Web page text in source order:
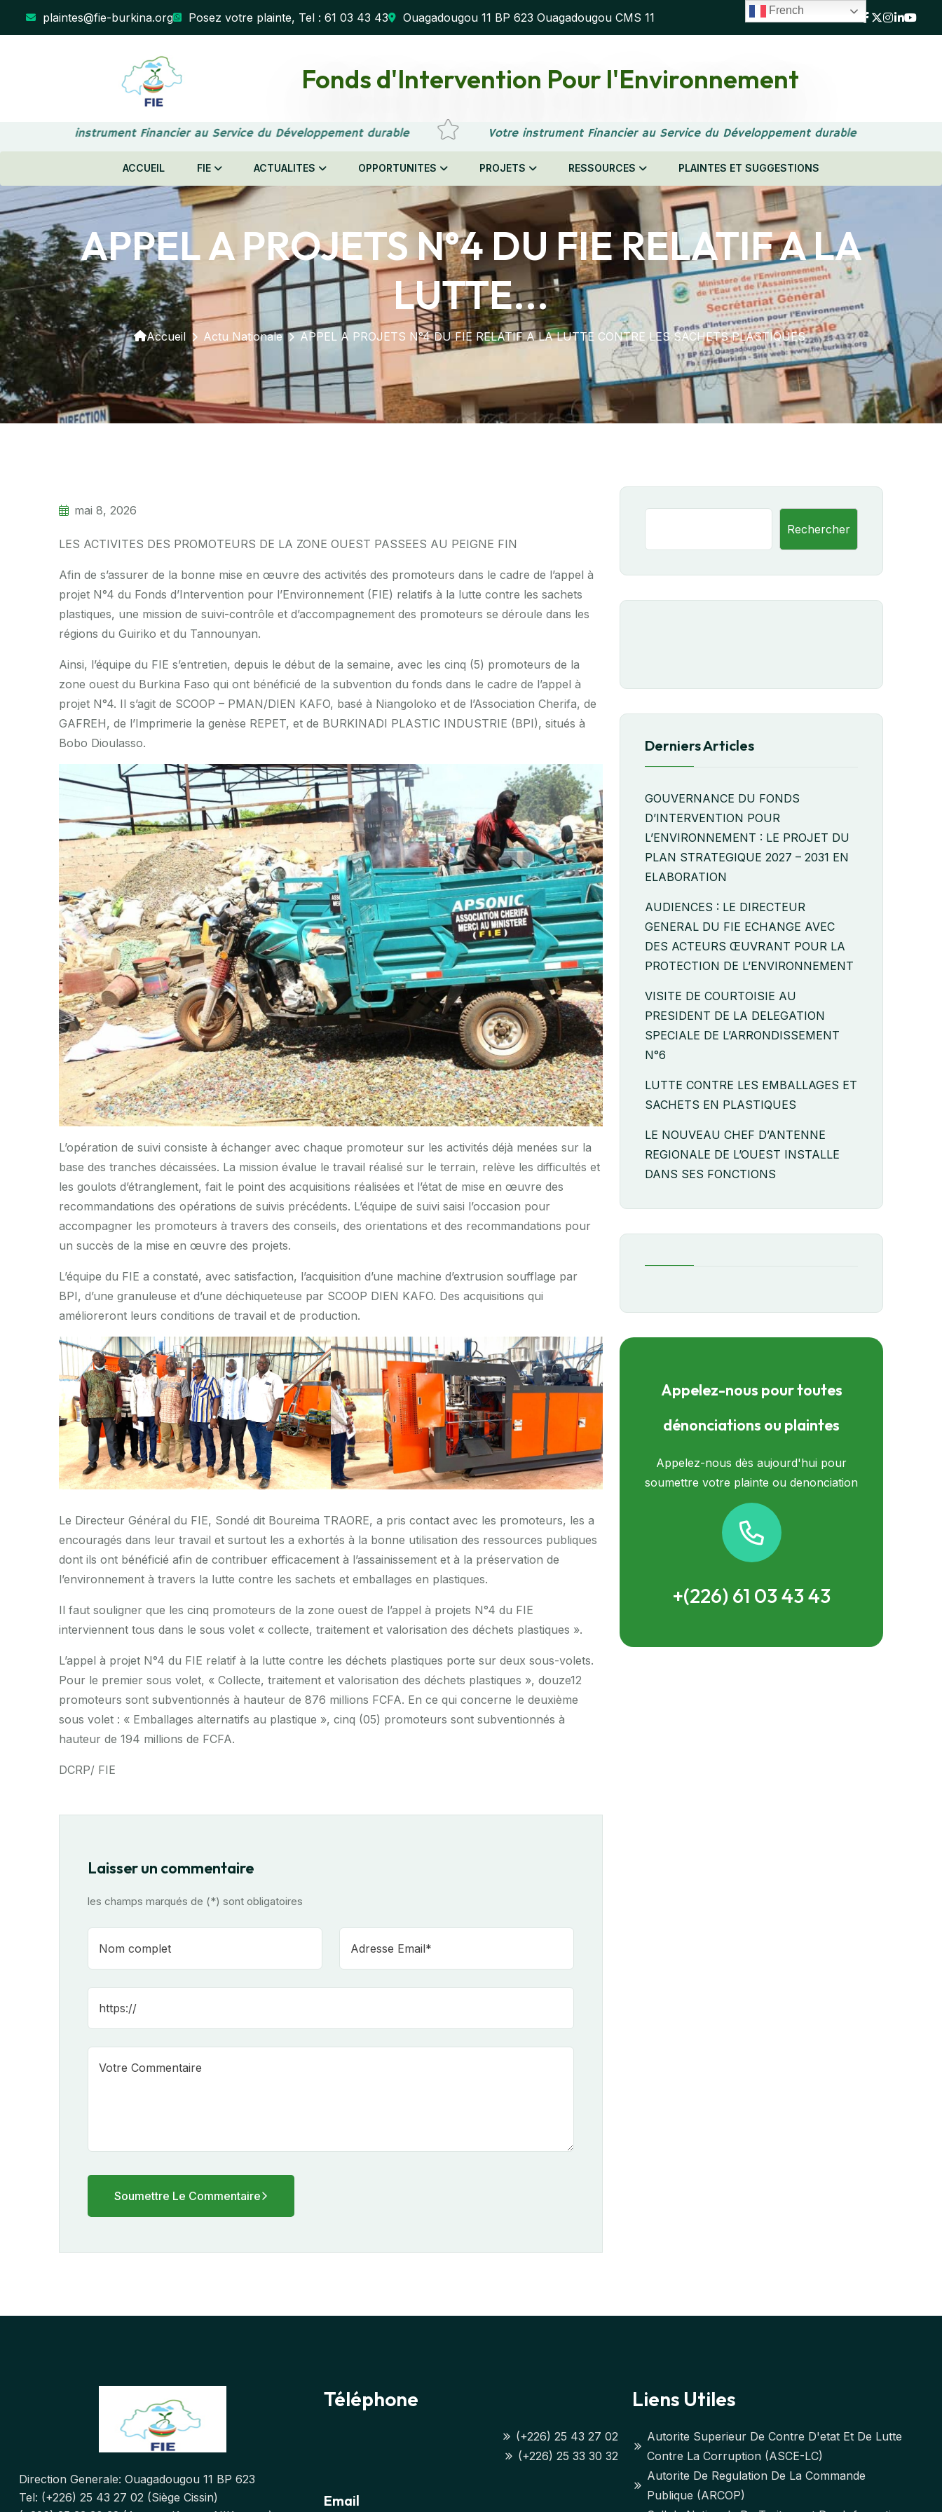
plaintes@fie-burkina.org Posez votre plainte, Tel : 61 03 43 43 Ouagadougou 11 BP 623 Ouagadougou CMS 11
Fonds d'Intervention Pour l'Environnement
Votre instrument Financier au Service du Développement durable Votre instrument Financier au Service du Développement durable
ACCUEIL FIE ACTUALITES OPPORTUNITES PROJETS RESSOURCES PLAINTES ET SUGGESTIONS
APPEL A PROJETS N°4 DU FIE RELATIF A LA
LUTTE...
Accueil Actu Nationale APPEL A PROJETS N°4 DU FIE RELATIF A LA LUTTE CONTRE LES SACHETS PLASTIQUES
mai 8, 2026
LES ACTIVITES DES PROMOTEURS DE LA ZONE OUEST PASSEES AU PEIGNE FIN
Afin de s’assurer de la bonne mise en œuvre des activités des promoteurs dans le cadre de l’appel à
projet N°4 du Fonds d’Intervention pour l’Environnement (FIE) relatifs à la lutte contre les sachets
plastiques, une mission de suivi-contrôle et d’accompagnement des promoteurs se déroule dans les
régions du Guiriko et du Tannounyan.
Ainsi, l’équipe du FIE s’entretien, depuis le début de la semaine, avec les cinq (5) promoteurs de la
zone ouest du Burkina Faso qui ont bénéficié de la subvention du fonds dans le cadre de l’appel à
projet N°4. Il s’agit de SCOOP – PMAN/DIEN KAFO, basé à Niangoloko et de l’Association Cherifa, de
GAFREH, de l’Imprimerie la genèse REPET, et de BURKINADI PLASTIC INDUSTRIE (BPI), situés à
Bobo Dioulasso.
L’opération de suivi consiste à échanger avec chaque promoteur sur les activités déjà menées sur la
base des tranches décaissées. La mission évalue le travail réalisé sur le terrain, relève les difficultés et
les goulots d’étranglement, fait le point des acquisitions réalisées et l’état de mise en œuvre des
recommandations des opérations de suivis précédents. L’équipe de suivi saisi l’occasion pour
accompagner les promoteurs à travers des conseils, des orientations et des recommandations pour
un succès de la mise en œuvre des projets.
L’équipe du FIE a constaté, avec satisfaction, l’acquisition d’une machine d’extrusion soufflage par
BPI, d’une granuleuse et d’une déchiqueteuse par SCOOP DIEN KAFO. Des acquisitions qui
amélioreront leurs conditions de travail et de production.
Le Directeur Général du FIE, Sondé dit Boureima TRAORE, a pris contact avec les promoteurs, les a
encouragés dans leur travail et surtout les a exhortés à la bonne utilisation des ressources publiques
dont ils ont bénéficié afin de contribuer efficacement à l’assainissement et à la préservation de
l’environnement à travers la lutte contre les sachets et emballages en plastiques.
Il faut souligner que les cinq promoteurs de la zone ouest de l’appel à projets N°4 du FIE
interviennent tous dans le sous volet « collecte, traitement et valorisation des déchets plastiques ».
L’appel à projet N°4 du FIE relatif à la lutte contre les déchets plastiques porte sur deux sous-volets.
Pour le premier sous volet, « Collecte, traitement et valorisation des déchets plastiques », douze12
promoteurs sont subventionnés à hauteur de 876 millions FCFA. En ce qui concerne le deuxième
sous volet : « Emballages alternatifs au plastique », cinq (05) promoteurs sont subventionnés à
hauteur de 194 millions de FCFA.
DCRP/ FIE
Laisser un commentaire
les champs marqués de (*) sont obligatoires
Soumettre Le Commentaire
Rechercher
Derniers Articles
GOUVERNANCE DU FONDS
D’INTERVENTION POUR
L’ENVIRONNEMENT : LE PROJET DU
PLAN STRATEGIQUE 2027 – 2031 EN
ELABORATION
AUDIENCES : LE DIRECTEUR
GENERAL DU FIE ECHANGE AVEC
DES ACTEURS ŒUVRANT POUR LA
PROTECTION DE L’ENVIRONNEMENT
VISITE DE COURTOISIE AU
PRESIDENT DE LA DELEGATION
SPECIALE DE L’ARRONDISSEMENT
N°6
LUTTE CONTRE LES EMBALLAGES ET
SACHETS EN PLASTIQUES
LE NOUVEAU CHEF D’ANTENNE
REGIONALE DE L’OUEST INSTALLE
DANS SES FONCTIONS
Appelez-nous pour toutes
dénonciations ou plaintes
Appelez-nous dès aujourd'hui pour
soumettre votre plainte ou denonciation
+(226) 61 03 43 43
Direction Generale: Ouagadougou 11 BP 623
Tel: (+226) 25 43 27 02 (Siège Cissin)
Téléphone
(+226) 25 43 27 02
(+226) 25 33 30 32
Email
Liens Utiles
Autorite Superieur De Contre D'etat Et De Lutte
Contre La Corruption (ASCE-LC)
Autorite De Regulation De La Commande
Publique (ARCOP)
French